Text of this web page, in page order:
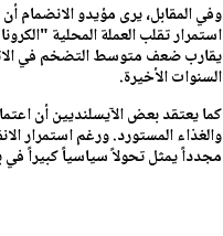
وفي المقابل، يرى مؤيدو الانضمام
يقارب ضعف متوسط التضخم في
السنوات الأخيرة.
كما يعتقد بعض الآيسلنديين أن
والغذاء المستورد. ورغم استمرار
مجدداً يمثل تحولاً سياسياً كبيراً في